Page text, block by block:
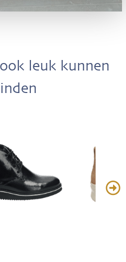
leuk kunnen